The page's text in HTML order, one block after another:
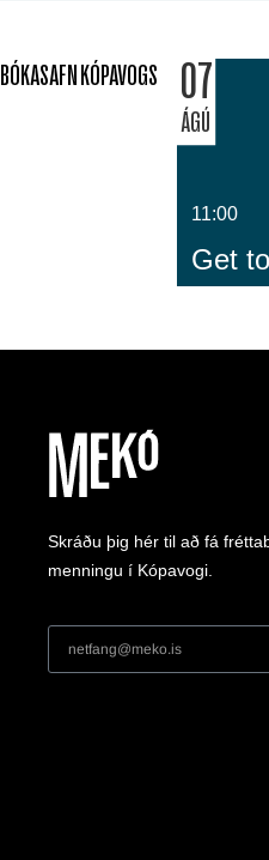
BÓKASAFN KÓPAVOGS 07
ÁGÚ
11:00
Get
Skráðu þig hér til að fá
menningu í Kópavogi.